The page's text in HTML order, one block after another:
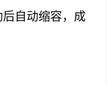
自动缩容，成